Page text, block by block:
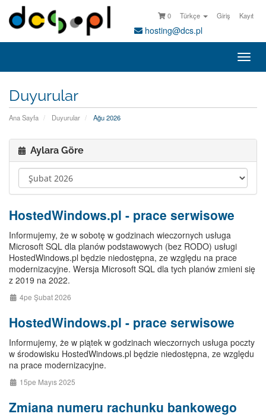
0 Türkçe Giriş Kayıt
hosting@dcs.pl
Duyurular
Ana Sayfa Duyurular Ağu 2026
Aylara Göre
HostedWindows.pl - prace serwisowe
Informujemy, że w sobotę w godzinach wieczornych usługa
Microsoft SQL dla planów podstawowych (bez RODO) usługi
HostedWindows.pl będzie niedostępna, ze względu na prace
modernizacyjne. Wersja Microsoft SQL dla tych planów zmieni się
z 2019 na 2022.
4pe Şubat 2026
HostedWindows.pl - prace serwisowe
Informujemy, że w piątek w godzinach wieczornych usługa poczty
w środowisku HostedWindows.pl będzie niedostępna, ze względu
na prace modernizacyjne.
15pe Mayıs 2025
Zmiana numeru rachunku bankowego